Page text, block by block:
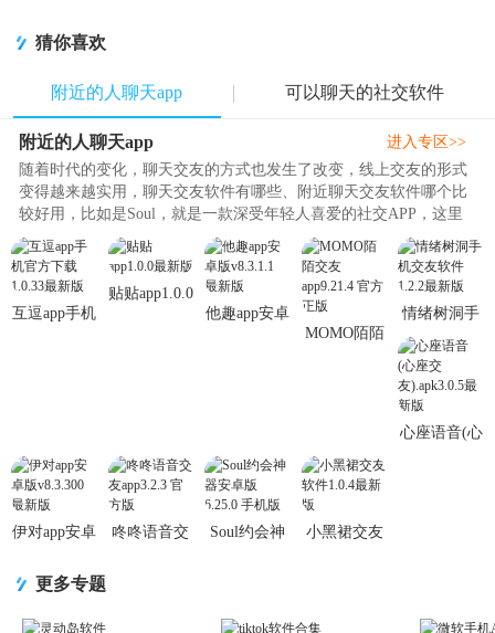
猜你喜欢
附近的人聊天app 可以聊天的社交软件
附近的人聊天app
随着时代的变化，聊天交友的方式也发生了改变，线上交友的形式
变得越来越实用，聊天交友软件有哪些、附近聊天交友软件哪个比
较好用，比如是Soul，就是一款深受年轻人喜爱的社交APP，这里
的人真实，有趣。摆脱了时空和..
进入专区>>
互逗app手机
贴贴app1.0.0
他趣app安卓
MOMO陌陌
情绪树洞手
机交友软件
1.2.2最新版
心座语音(心
伊对app安卓
最新版
咚咚语音交
Soul约会神
小黑裙交友
更多专题